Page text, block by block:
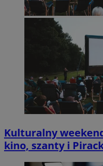
Kulturalny
kino, szanty i